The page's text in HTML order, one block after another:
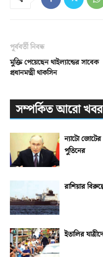
পূর্ববর্তী নিবন্ধ
মুক্তি পেয়েছেন থাইল্যান্ডের সাবেক
প্রধানমন্ত্রী থাকসিন
সম্পর্কিত আরো খবর
ন্যাটো
পুতিনের
রাশিয়ার
ইতালির